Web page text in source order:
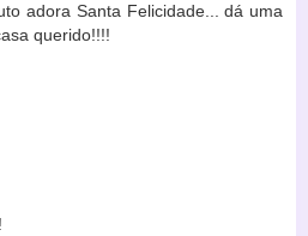
adora Santa Felicidade... dá uma
querido!!!!